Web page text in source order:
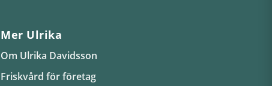
Mer Ulrika
Om Ulrika Davidsson
Friskvård för företag